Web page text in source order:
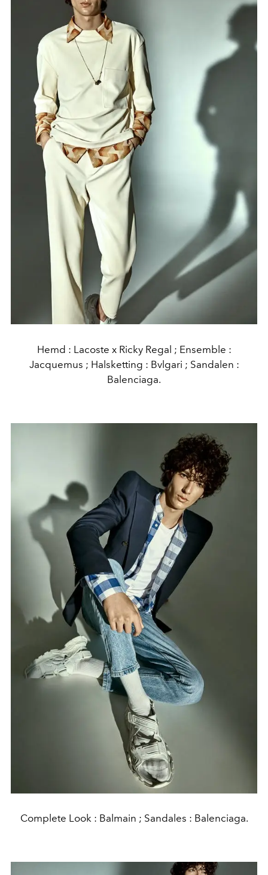
Hemd : Lacoste x Ricky Regal ; Ensemble :
Jacquemus ; Halsketting : Bvlgari ; Sandalen :
Balenciaga.
Complete Look : Balmain ; Sandales : Balenciaga.